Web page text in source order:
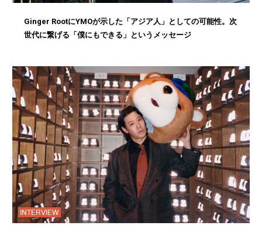
Ginger RootにYMOが示した「アジア人」としての可能性。次
世代に繋げる「僕にもできる」というメッセージ
INTERVIEW